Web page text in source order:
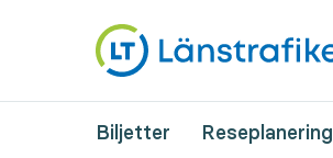
Biljetter Reseplanering